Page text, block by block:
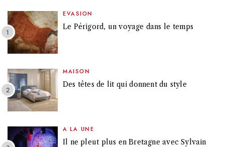
EVASION
Le Périgord, un voyage dans le temps
MAISON
Des têtes de lit qui donnent du style
A LA UNE
Il ne pleut plus en Bretagne avec Sylvain